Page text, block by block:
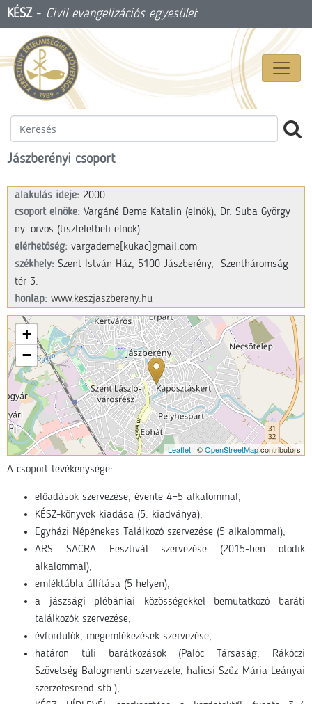
KÉSZ- Civil evangelizációs egyesület
Jászberényi csoport
A csoport tevékenysége:
előadások szervezése, évente 4−5 alkalommal,
KÉSZ-könyvek kiadása (5. kiadványa),
Egyházi Népénekes Találkozó szervezése (5 alkalommal),
ARS SACRA Fesztivál szervezése (2015-ben ötödik
alkalommal),
emléktábla állítása (5 helyen),
a jászsági plébániai közösségekkel bemutatkozó baráti
találkozók szervezése,
évfordulók, megemlékezések szervezése,
határon túli barátkozások (Palóc Társaság, Rákóczi
Szövetség Balogmenti szervezete, halicsi Szűz Mária Leányai
szerzetesrend stb.),
alakulás ideje: 2000
csoport elnöke: Vargáné Deme Katalin (elnök), Dr. Suba György
ny. orvos (tiszteletbeli elnök)
elérhetőség: vargademe [kukac] gmail.com
székhely: Szent István Ház, 5100 Jászberény, Szentháromság
tér 3.
honlap: www.keszjaszbereny.hu
+
−
Leaflet | ©OpenStreetMapcontributors